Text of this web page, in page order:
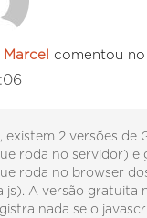
Marcel comentou no
existem 2 versões de
roda no servidor) e
roda no browser
js). A versão gratuita
nada se o